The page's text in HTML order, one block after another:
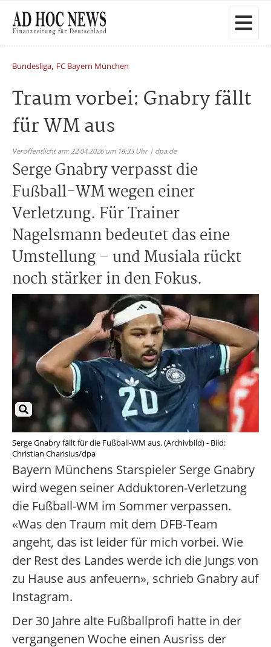
Bundesliga, FC Bayern München
Traum vorbei: Gnabry fällt
für WM aus
Veröffentlicht am: 22.04.2026 um 18:33 Uhr | dpa.de
Serge Gnabry verpasst die
Fußball-WM wegen einer
Verletzung. Für Trainer
Nagelsmann bedeutet das eine
Umstellung – und Musiala rückt
noch stärker in den Fokus.
Serge Gnabry fällt für die Fußball-WM aus. (Archivbild) - Bild:
Christian Charisius/dpa
Bayern Münchens Starspieler Serge Gnabry
wird wegen seiner Adduktoren-Verletzung
die Fußball-WM im Sommer verpassen.
«Was den Traum mit dem DFB-Team
angeht, das ist leider für mich vorbei. Wie
der Rest des Landes werde ich die Jungs von
zu Hause aus anfeuern», schrieb Gnabry auf
Instagram.
Der 30 Jahre alte Fußballprofi hatte in der
vergangenen Woche einen Ausriss der